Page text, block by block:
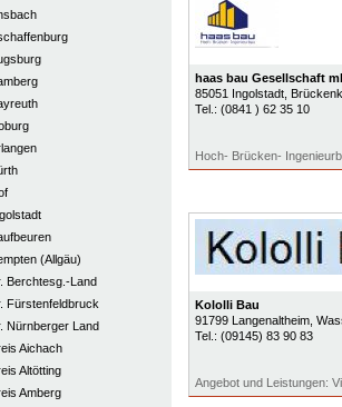
(Allgäu)
Berchtesg.-Land
Fürstenfeldbruck
Nürnberger Land
Aichach
Altötting
Amberg
haas bau Gesellschaft
85051 Ingolstadt,
Tel.: (0841 ) 62 35 10
Hoch- Brücken-
Kololli Bau
91799 Langenaltheim,
Tel.: (09145) 83 90 83
Angebot und Leistungen: